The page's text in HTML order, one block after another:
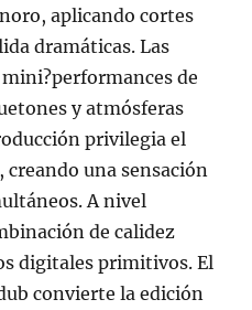
aplicando cortes
dramáticas. Las
de
y atmósferas
privilegia el
creando una sensación
A nivel
de calidez
digitales primitivos. El
convierte la edición